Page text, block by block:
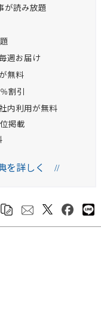
が読み放題
週お届け
無料
割引
内利用が無料
掲載
を詳しく //